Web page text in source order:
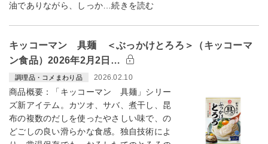
油でありながら、しっか…続きを読む
キッコーマン 具麺 ＜ぶっかけとろろ＞（キッコーマ
ン食品）2026年2月2日…
調理品・コメまわり品 2026.02.10
商品概要：「キッコーマン 具麺」シリー
ズ新アイテム。カツオ、サバ、煮干し、昆
布の複数のだしを使ったやさしい味で、の
どごしの良い滑らかな食感。独自技術によ